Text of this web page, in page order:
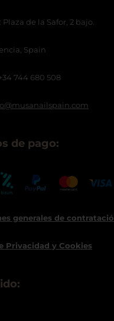
: Plaza de la Safor, 2 bajo.
Spain
744 680 508
de pago:
generales de contratació
Privacidad y Cookies